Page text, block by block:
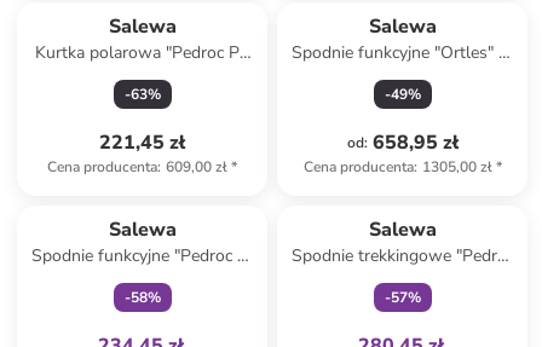
Salewa
Kurtka polarowa "Pedroc PL
2" w kolorze jasnobrązowym
-63%
221,45 zł
Cena producenta: 609,00 zł*
Salewa
Spodnie funkcyjne "Ortles" w
kolorze czarnym
-49%
od: 658,95 zł
Cena producenta: 1305,00 zł*
Salewa
Spodnie funkcyjne "Pedroc 2"
w kolorze jasnobrązowym
-58%
Salewa
Spodnie trekkingowe "Pedroc
Pro Durastretch" w kolorze
szarym
-57%